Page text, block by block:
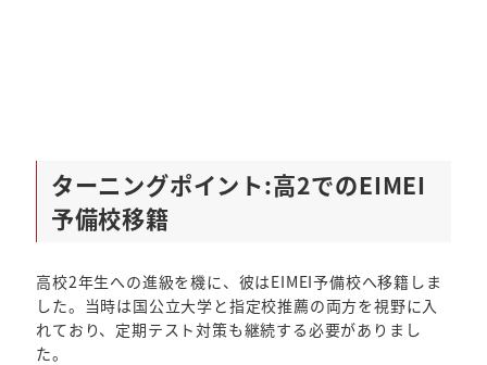
ターニングポイント:高2でのEIMEI
予備校移籍
高校2年生への進級を機に、彼はEIMEI予備校へ移籍しま
した。当時は国公立大学と指定校推薦の両方を視野に入
れており、定期テスト対策も継続する必要がありまし
た。